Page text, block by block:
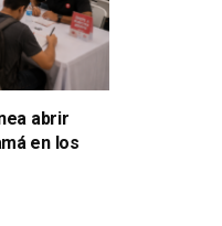
abrir
en los